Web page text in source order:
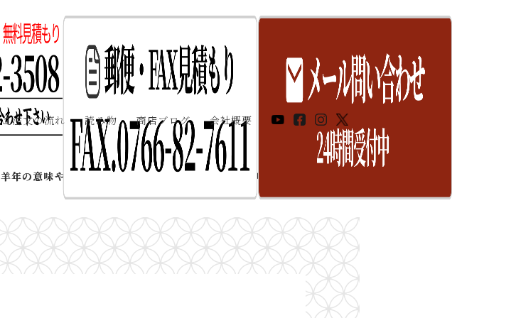
ご注文の流れ 読み物 商店ブログ 会社概要
羊年の意味やご利益は？お参りしたい羊にまつわる神社をご紹介